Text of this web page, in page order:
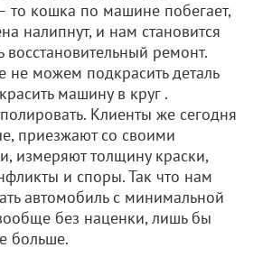
то кошка по машине побегает,
налипнут, и нам становится
восстановительный ремонт.
можем подкрасить деталь
машину в круг .
Клиенты же сегодня
приезжают со своими
измеряют толщину краски,
и споры. Так что нам
автомобиль с минимальной
без наценки, лишь бы
больше.